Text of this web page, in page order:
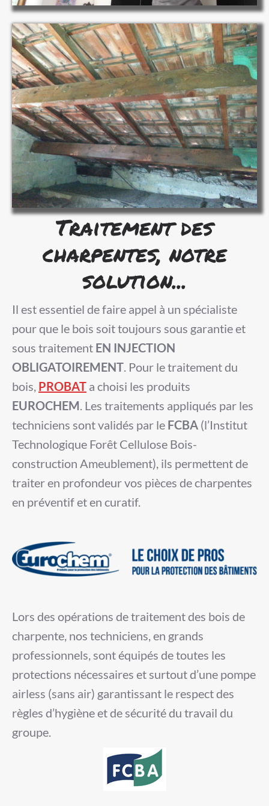
Traitement des
charpentes, notre
solution...
Il est essentiel de faire appel à un spécialiste
pour que le bois soit toujours sous garantie et
sous traitement EN INJECTION
OBLIGATOIREMENT. Pour le traitement du
bois, PROBAT a choisi les produits
EUROCHEM. Les traitements appliqués par les
techniciens sont validés par le FCBA (l’Institut
Technologique Forêt Cellulose Bois-
construction Ameublement), ils permettent de
traiter en profondeur vos pièces de charpentes
en préventif et en curatif.
Lors des opérations de traitement des bois de
charpente, nos techniciens, en grands
professionnels, sont équipés de toutes les
protections nécessaires et surtout d’une pompe
airless (sans air) garantissant le respect des
règles d’hygiène et de sécurité du travail du
groupe.